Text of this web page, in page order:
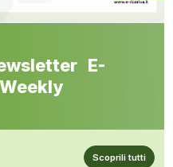
E-
Scoprili tutti